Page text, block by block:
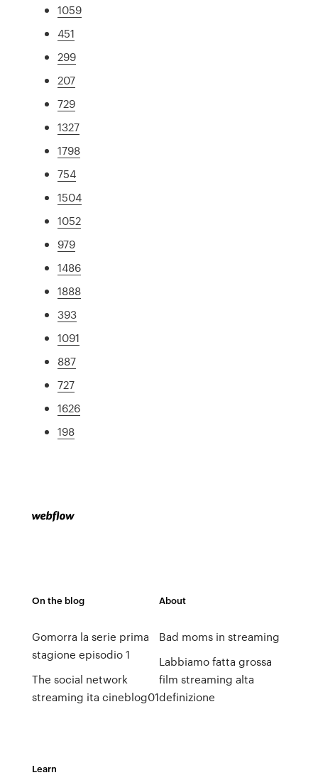
1059
451
299
207
729
1327
1798
754
1504
1052
979
1486
1888
393
1091
887
727
1626
198
On the blog
Gomorra la serie prima
stagione episodio 1
The social network
streaming ita cineblog01
About
Bad moms in streaming
Labbiamo fatta grossa
film streaming alta
definizione
Learn